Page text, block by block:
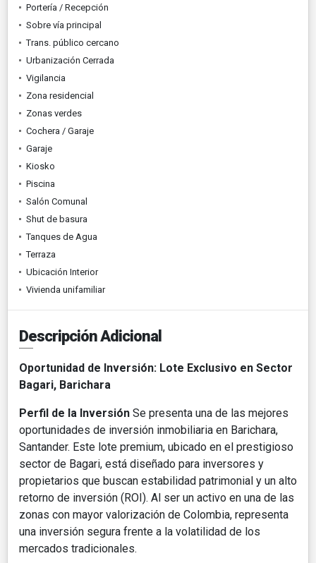
Portería / Recepción
Sobre vía principal
Trans. público cercano
Urbanización Cerrada
Vigilancia
Zona residencial
Zonas verdes
Cochera / Garaje
Garaje
Kiosko
Piscina
Salón Comunal
Shut de basura
Tanques de Agua
Terraza
Ubicación Interior
Vivienda unifamiliar
Descripción Adicional
Oportunidad de Inversión: Lote Exclusivo en Sector
Bagari, Barichara
Perfil de la Inversión Se presenta una de las mejores
oportunidades de inversión inmobiliaria en Barichara,
Santander. Este lote premium, ubicado en el prestigioso
sector de Bagari, está diseñado para inversores y
propietarios que buscan estabilidad patrimonial y un alto
retorno de inversión (ROI). Al ser un activo en una de las
zonas con mayor valorización de Colombia, representa
una inversión segura frente a la volatilidad de los
mercados tradicionales.